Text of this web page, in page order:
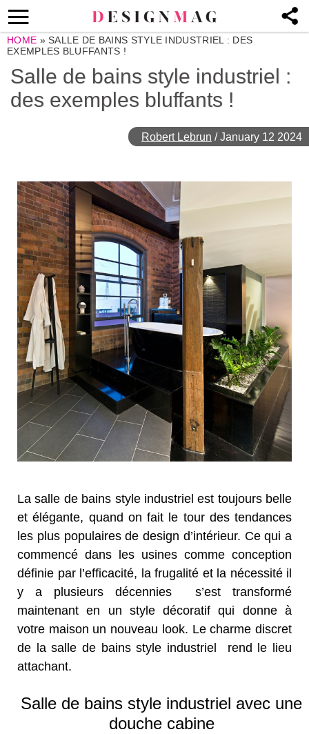
HOME »SALLE DE BAINS STYLE INDUSTRIEL : DES
EXEMPLES BLUFFANTS !
Salle de bains style industriel :
des exemples bluffants !
Robert Lebrun /January 12 2024
La salle de bains style industriel est toujours belle
et élégante, quand on fait le tour des tendances
les plus populaires de design d’intérieur. Ce qui a
commencé dans les usines comme conception
définie par l’efficacité, la frugalité et la nécessité il
y a plusieurs décennies s’est transformé
maintenant en un style décoratif qui donne à
votre maison un nouveau look. Le charme discret
de la salle de bains style industriel rend le lieu
attachant.
Salle de bains style industriel avec une
douche cabine